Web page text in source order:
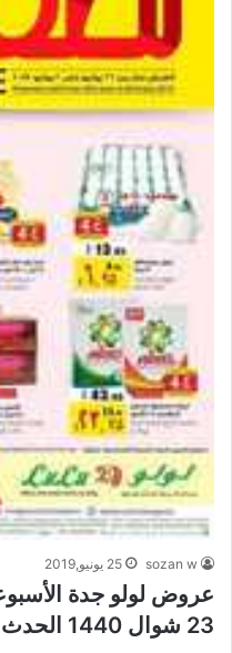
sozan w 25 يونيو,2019
23 شوال 1440 الحدث الاقوى